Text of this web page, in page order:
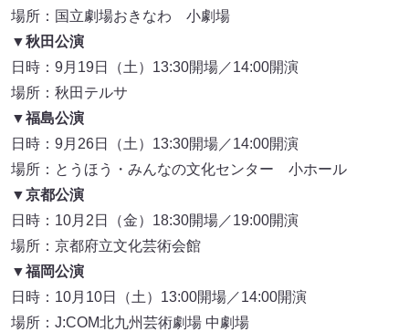
場所：国立劇場おきなわ 小劇場
▼秋田公演
日時：9月19日（土）13:30開場／14:00開演
場所：秋田テルサ
▼福島公演
日時：9月26日（土）13:30開場／14:00開演
場所：とうほう・みんなの文化センター 小ホール
▼京都公演
日時：10月2日（金）18:30開場／19:00開演
場所：京都府立文化芸術会館
▼福岡公演
日時：10月10日（土）13:00開場／14:00開演
場所：J:COM北九州芸術劇場 中劇場